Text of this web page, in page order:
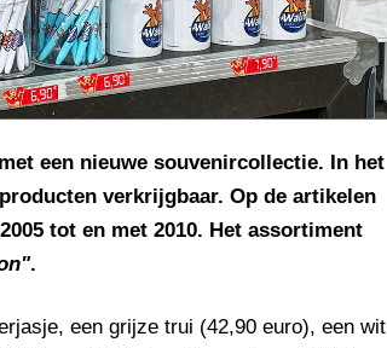
een nieuwe souvenircollectie. In het
verkrijgbaar. Op de artikelen
tot en met 2010. Het assortiment
.
een grijze trui (42,90 euro), een wit